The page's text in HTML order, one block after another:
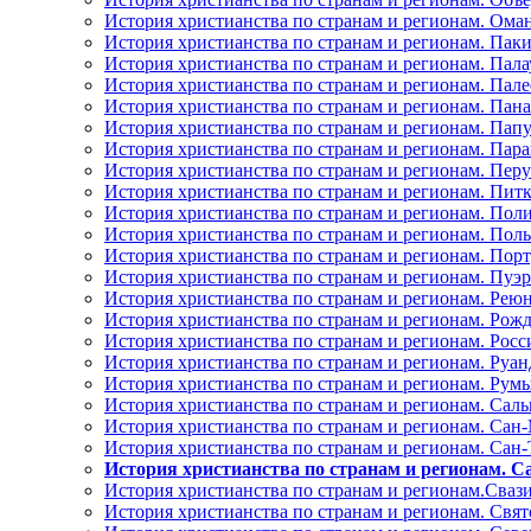
История христианства по странам и регионам.
История христианства по странам и регионам.
История христианства по странам и регионам.
История христианства по странам и регионам.
История христианства по странам и регионам.
История христианства по странам и регионам.
История христианства по странам и регионам.
История христианства по странам и регионам. Перу
История христианства по странам и регионам.
История христианства по странам и регионам.
История христианства по странам и регионам.
История христианства по странам и регионам.
История христианства по странам и регионам.
История христианства по странам и регионам.
История христианства по странам и регионам.
История христианства по странам и регионам.
История христианства по странам и регионам.
История христианства по странам и регионам.
История христианства по странам и регионам.
История христианства по странам и регионам.
История христианства по странам и регионам.
История христианства по странам и регионам.
История христианства по странам и
История христианства по странам и регионам.